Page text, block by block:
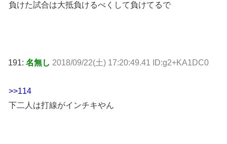
負けた試合は大抵負けるべくして負けてるで
191: 名無し 2018/09/22(土) 17:20:49.41 ID:g2+KA1DC0
>>114
下二人は打線がインチキやん